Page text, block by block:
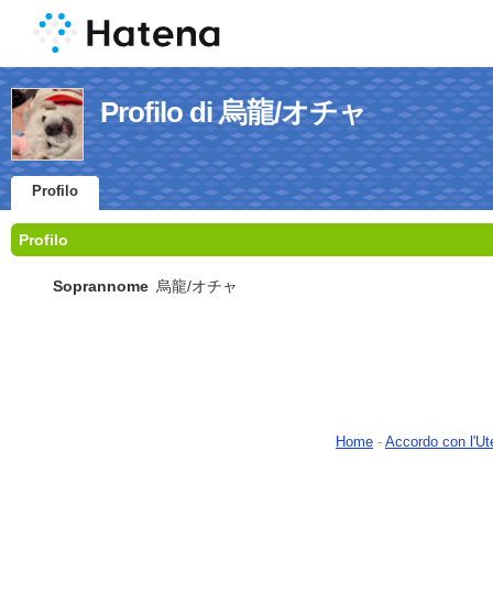
Profilo di 烏龍/オチャ
Profilo
Profilo
Soprannome 烏龍/オチャ
Home - Accordo con